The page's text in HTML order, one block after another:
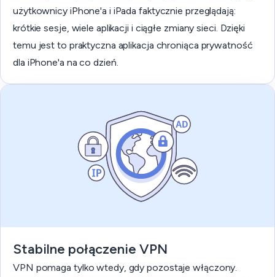
użytkownicy iPhone'a i iPada faktycznie przeglądają:
krótkie sesje, wiele aplikacji i ciągłe zmiany sieci. Dzięki
temu jest to praktyczna aplikacja chroniąca prywatność
dla iPhone'a na co dzień.
Stabilne połączenie VPN
VPN pomaga tylko wtedy, gdy pozostaje włączony.